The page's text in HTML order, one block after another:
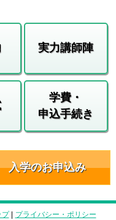
実力講師陣
学費・
申込手続き
入学のお申込み
プ| プライバシー・ポリシー